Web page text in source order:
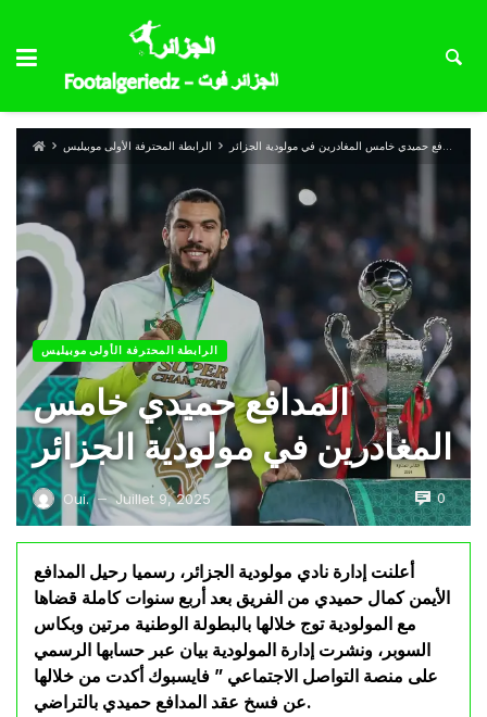
الرابطة المحترفة الأولى موبيليس المدافع حميدي خامس المغادرين في مولودية الجزائر
الرابطة المحترفة الأولى موبيليس
المدافع حميدي خامس
المغادرين في مولودية الجزائر
Oui. — Juillet 9, 2025 0
أعلنت إدارة نادي مولودية الجزائر، رسميا رحيل المدافع
الأيمن كمال حميدي من الفريق بعد أربع سنوات كاملة قضاها
مع المولودية توج خلالها بالبطولة الوطنية مرتين وبكاس
السوبر، ونشرت إدارة المولودية بيان عبر حسابها الرسمي
على منصة التواصل الاجتماعي ” فايسبوك أكدت من خلالها
عن فسخ عقد المدافع حميدي بالتراضي.